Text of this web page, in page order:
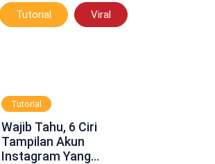
Tutorial Viral
Tutorial
Wajib Tahu, 6 Ciri
Tampilan Akun
Instagram Yang